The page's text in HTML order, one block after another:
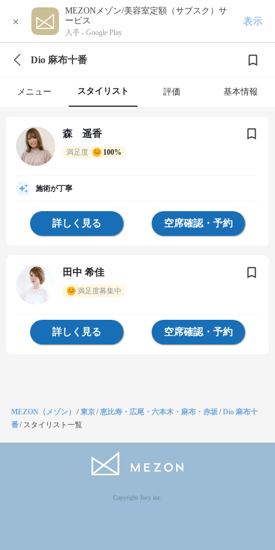
×
MEZONメゾン/美容室定額（サブスク）サ
ービス
入手 - Google Play
表示
Dio 麻布十番
メニュー スタイリスト 評価 基本情報
森 遥香
満足度 100%
施術が丁寧
詳しく見る 空席確認・予約
田中 希佳
満足度募集中
詳しく見る 空席確認・予約
MEZON（メゾン） /東京/恵比寿・広尾・六本木・麻布・赤坂/Dio 麻布十
番/ スタイリスト一覧
Copyright Jocy inc.